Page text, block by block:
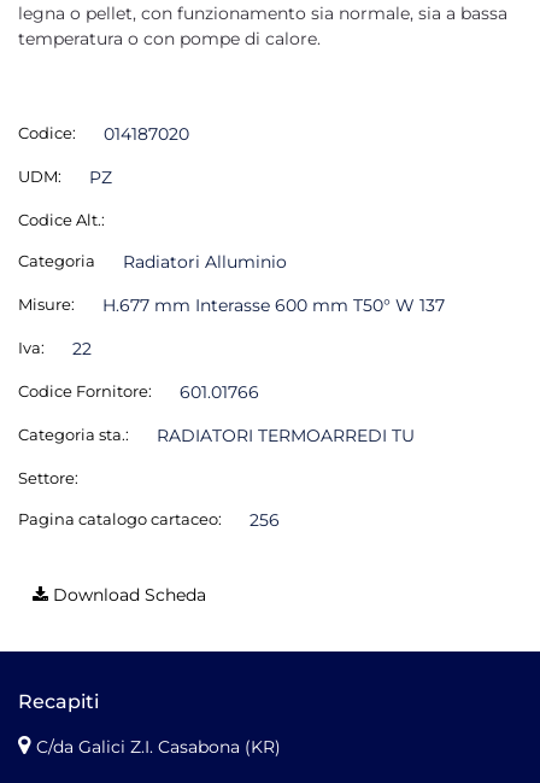
legna o pellet, con funzionamento sia normale, sia a bassa
temperatura o con pompe di calore.
Codice: 014187020
UDM: PZ
Codice Alt.:
Categoria Radiatori Alluminio
Misure: H.677 mm Interasse 600 mm T50° W 137
Iva: 22
Codice Fornitore: 601.01766
Categoria sta.: RADIATORI TERMOARREDI TU
Settore:
Pagina catalogo cartaceo: 256
Download Scheda
Recapiti
C/da Galici Z.I. Casabona (KR)